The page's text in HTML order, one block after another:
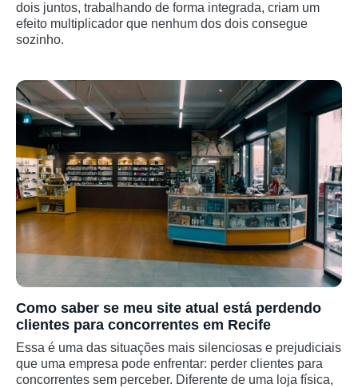
dois juntos, trabalhando de forma integrada, criam um
efeito multiplicador que nenhum dos dois consegue
sozinho.
Como saber se meu site atual está perdendo
clientes para concorrentes em Recife
Essa é uma das situações mais silenciosas e prejudiciais
que uma empresa pode enfrentar: perder clientes para
concorrentes sem perceber. Diferente de uma loja física,